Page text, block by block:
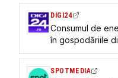
trimestru din
economia a
DIGI24
Consumul de
în gospodăriile
șase ani. Cum
SPOTMEDIA